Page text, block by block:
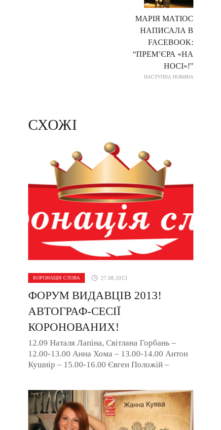
МАРІЯ МАТІОС
НАПИСАЛА В
FACEBOOK:
“ПРЕМ’ЄРА «НА
НОСІ»!”
НАСТУПНА НОВИНА
СХОЖІ
КОРОНАЦІЯ СЛОВА 27.08.2013
ФОРУМ ВИДАВЦІВ 2013!
АВТОГРАФ-СЕСІЇ
КОРОНОВАНИХ!
12.09 Наталя Лапіна, Світлана Горбань –
12.00-13.00 Анна Хома – 13.00-14.00 Антон
Кушнір – 15.00-16.00 Євген Положій –